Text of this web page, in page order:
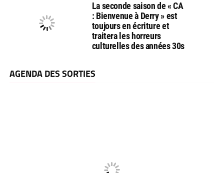
La seconde saison de « CA
: Bienvenue à Derry » est
toujours en écriture et
traitera les horreurs
culturelles des années 30s
AGENDA DES SORTIES